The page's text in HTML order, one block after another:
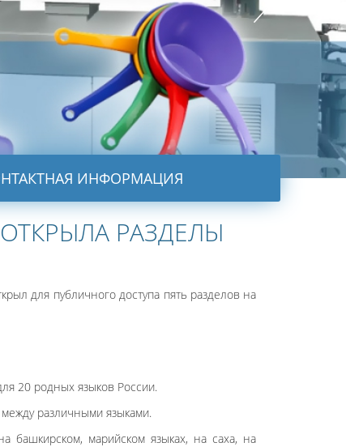
ИНФОРМАЦИЯ
РАЗДЕЛЫ
для публичного доступа пять разделов на
20 родных языков России.
различными языками.
башкирском, марийском языках, на саха, на